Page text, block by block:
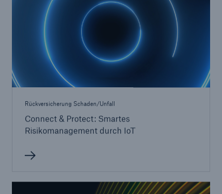
Rückversicherung Schaden/Unfall
Connect & Protect: Smartes
Risikomanagement durch IoT